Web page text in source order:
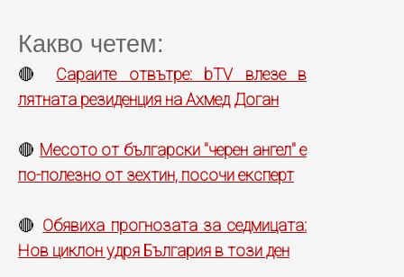
Какво четем:
🔴 Сараите отвътре: bTV влезе в
лятната резиденция на Ахмед Доган
🔴 Месото от български "черен ангел" е
по-полезно от зехтин, посочи експерт
🔴 Обявиха прогнозата за седмицата:
Нов циклон удря България в този ден